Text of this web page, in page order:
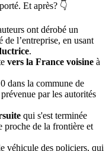
Et après? 👇
ont dérobé un
l’entreprise, en usant
.
vers la France voisine à
dans la commune de
par les autorités
qui s'est terminée
proche de la frontière et
véhicule des policiers, qui